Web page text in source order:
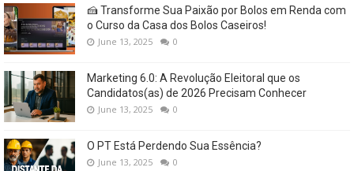
🍰 Transforme Sua Paixão por Bolos em Renda com
o Curso da Casa dos Bolos Caseiros!
June 13, 2025 0
Marketing 6.0: A Revolução Eleitoral que os
Candidatos(as) de 2026 Precisam Conhecer
June 13, 2025 0
O PT Está Perdendo Sua Essência?
June 13, 2025 0